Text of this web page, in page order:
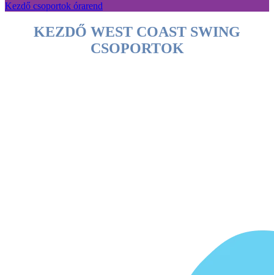
Kezdő csoportok órarend
KEZDŐ WEST COAST SWING
CSOPORTOK